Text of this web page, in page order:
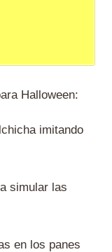
Halloween:
imitando
simular las
en los panes